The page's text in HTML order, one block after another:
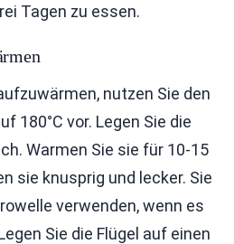
Tagen zu essen.
nutzen Sie den
180°C vor. Legen Sie die
Warmen Sie sie für 10-15
sie knusprig und lecker. Sie
verwenden, wenn es
Sie die Flügel auf einen